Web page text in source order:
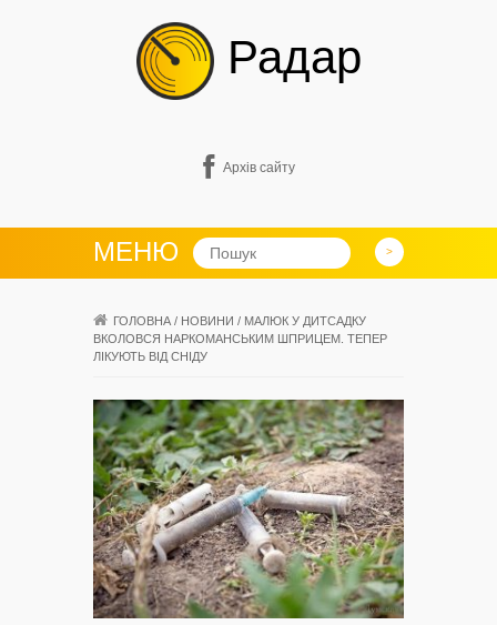
Радар
Архів сайту
МЕНЮ
ГОЛОВНА / НОВИНИ / МАЛЮК У ДИТСАДКУ
ВКОЛОВСЯ НАРКОМАНСЬКИМ ШПРИЦЕМ. ТЕПЕР
ЛІКУЮТЬ ВІД СНІДУ